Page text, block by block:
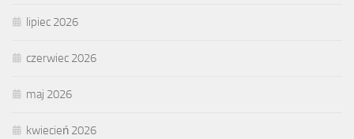
lipiec 2026
czerwiec 2026
maj 2026
kwiecień 2026